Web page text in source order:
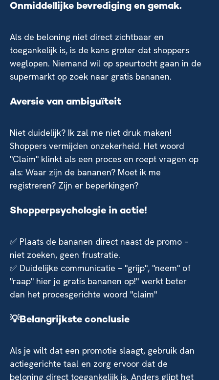
Onmiddellijke bevrediging en gemak.
Als de beloning niet direct zichtbaar en
toegankelijk is, is de kans groter dat shoppers
weglopen. Niemand wil op speurtocht gaan in de
supermarkt op zoek naar gratis bananen.
Aversie van ambiguïteit
Niet duidelijk? Ik zal me niet druk maken!
Shoppers vermijden onzekerheid. Het woord
"Claim" klinkt als een proces en roept vragen op
als: Waar zijn de bananen? Moet ik me
registreren? Zijn er beperkingen?
Shopperpsychologie in actie!
✅ Plaats de bananen direct naast de promo –
niet zoeken, geen frustratie.
✅ Duidelijke communicatie – "grijp", "neem" of
"raap" hier je gratis bananen op!" werkt beter
dan het procesgerichte woord "claim"
💡Belangrijkste conclusie
Als je wilt dat een promotie slaagt, gebruik dan
actiegerichte taal en zorg ervoor dat de
beloning direct toegankelijk is. Anders glipt het